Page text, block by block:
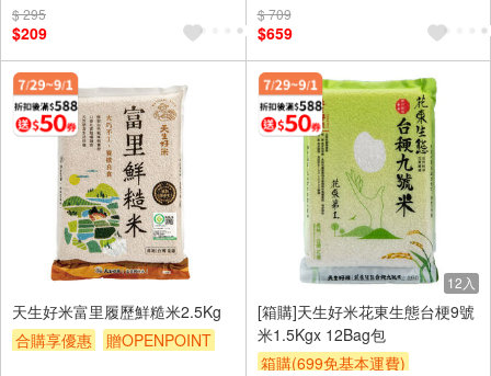
滿額9折
$ 295
$209
滿額9折
$ 709
$659
天生好米富里履歷鮮糙米2.5Kg
合購享優惠
贈OPENPOINT
12入
[箱購]天生好米花東生態台梗9號
米1.5Kgx 12Bag包
箱購(699免基本運費)